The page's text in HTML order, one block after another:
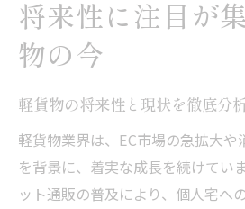
将来性に注目が
物の今
軽貨物の将来性と現状を徹底分
軽貨物業界は、EC市場の急拡大や
を背景に、着実な成長を続けてい
ット通販の普及により、個人宅へ